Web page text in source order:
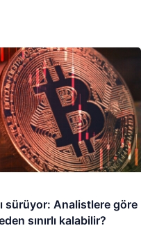
sürüyor: Analistlere göre
sınırlı kalabilir?